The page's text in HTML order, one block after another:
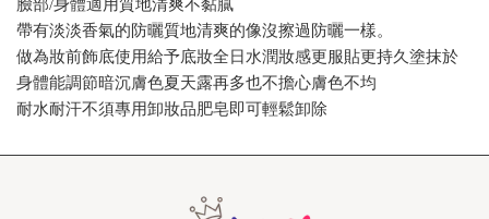
臉部/身體適用質地清爽不黏膩
帶有淡淡香氣的防曬質地清爽的像沒擦過防曬一樣。
做為妝前飾底使用給予底妝全日水潤妝感更服貼更持久塗抹於
身體能調節暗沉膚色夏天露再多也不擔心膚色不均
耐水耐汗不須專用卸妝品肥皂即可輕鬆卸除